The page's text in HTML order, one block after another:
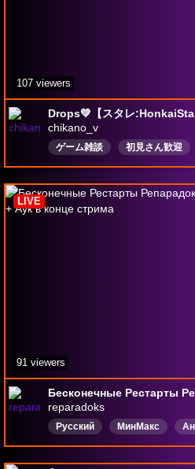
chikano_v
ゲーム雑談 初見さん歓迎
Vstreamer
Vtuber
崩壊スターレイル
107 viewers
reparadoks
Русский МинМакс
DropsВключены
LIVE
91 viewers